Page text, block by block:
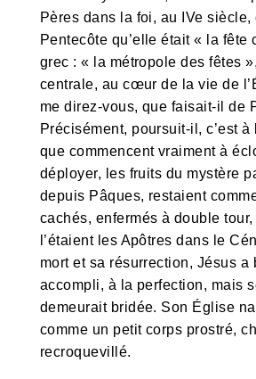
Pères dans la foi, au IVe siècle,
Pentecôte qu’elle était « la fête
grec : « la métropole des fêtes
centrale, au cœur de la vie de
me direz-vous, que faisait-il de
Précisément, poursuit-il, c’est à
que commencent vraiment à
déployer, les fruits du mystère
depuis Pâques, restaient
cachés, enfermés à double tour,
l’étaient les Apôtres dans le
mort et sa résurrection, Jésus a
accompli, à la perfection, mais
demeurait bridée. Son Église
comme un petit corps prostré,
recroquevillé.